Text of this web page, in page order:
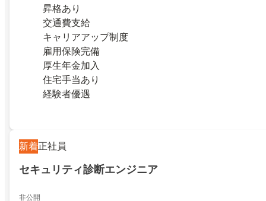
昇格あり
交通費支給
キャリアアップ制度
雇用保険完備
厚生年金加入
住宅手当あり
経験者優遇
新着正社員
セキュリティ診断エンジニア
非公開